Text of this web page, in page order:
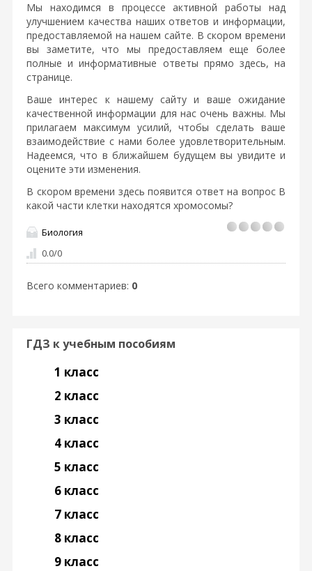
Мы находимся в процессе активной работы над
улучшением качества наших ответов и информации,
предоставляемой на нашем сайте. В скором времени
вы заметите, что мы предоставляем еще более
полные и информативные ответы прямо здесь, на
странице.
Ваше интерес к нашему сайту и ваше ожидание
качественной информации для нас очень важны. Мы
прилагаем максимум усилий, чтобы сделать ваше
взаимодействие с нами более удовлетворительным.
Надеемся, что в ближайшем будущем вы увидите и
оцените эти изменения.
В скором времени здесь появится ответ на вопрос В
какой части клетки находятся хромосомы?
Биология
0.0/0
Всего комментариев: 0
ГДЗ к учебным пособиям
1 класс
2 класс
3 класс
4 класс
5 класс
6 класс
7 класс
8 класс
9 класс